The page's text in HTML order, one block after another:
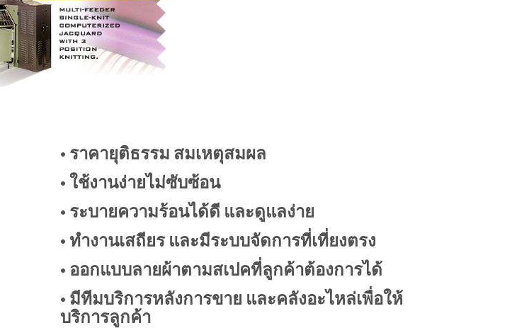
• ราคายุติธรรม สมเหตุสมผล
• ใช้งานง่ายไม่ซับซ้อน
• ระบายความร้อนได้ดี และดูแลง่าย
• ทำงานเสถียร และมีระบบจัดการที่เที่ยงตรง
• ออกแบบลายผ้าตามสเปคที่ลูกค้าต้องการได้
• มีทีมบริการหลังการขาย และคลังอะไหล่เพื่อให้
บริการลูกค้า